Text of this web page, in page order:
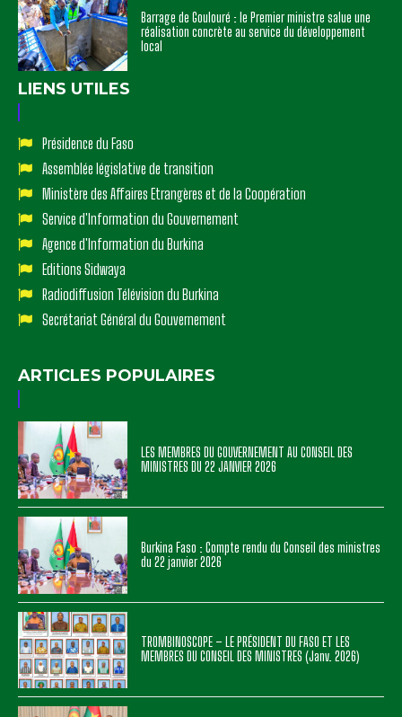
Barrage de Goulouré : le Premier ministre salue une
réalisation concrète au service du développement
local
LIENS UTILES
Présidence du Faso
Assemblée législative de transition
Ministère des Affaires Etrangères et de la Coopération
Service d'Information du Gouvernement
Agence d'Information du Burkina
Editions Sidwaya
Radiodiffusion Télévision du Burkina
Secrétariat Général du Gouvernement
ARTICLES POPULAIRES
LES MEMBRES DU GOUVERNEMENT AU CONSEIL DES
MINISTRES DU 22 JANVIER 2026
Burkina Faso : Compte rendu du Conseil des ministres
du 22 janvier 2026
TROMBINOSCOPE – LE PRÉSIDENT DU FASO ET LES
MEMBRES DU CONSEIL DES MINISTRES (Janv. 2026)